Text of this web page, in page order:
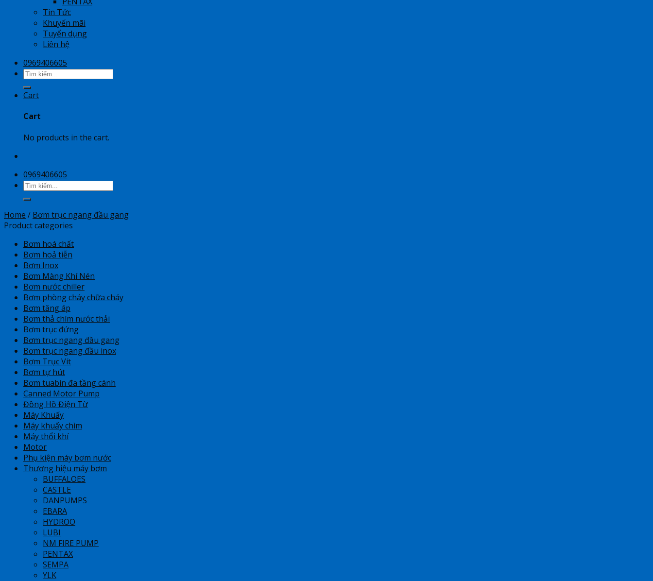
Tin Tức
Khuyến mãi
Tuyển dụng
Liên hệ
0969406605
Search
for:
Cart
Cart
No products in the cart.
0969406605
Search
for:
Home / Bơm trục ngang đầu gang
Product categories
Bơm hoá chất
Bơm hoả tiễn
Bơm Inox
Bơm Màng Khí Nén
Bơm nước chiller
Bơm phòng cháy chữa cháy
Bơm tăng áp
Bơm thả chìm nước thải
Bơm trục đứng
Bơm trục ngang đầu gang
Bơm trục ngang đầu inox
Bơm Trục Vít
Bơm tự hút
Bơm tuabin đa tầng cánh
Canned Motor Pump
Đồng Hồ Điện Từ
Máy Khuấy
Máy khuấy chìm
Máy thổi khí
Motor
Phụ kiện máy bơm nước
Thương hiệu máy bơm
BUFFALOES
CASTLE
DANPUMPS
EBARA
HYDROO
LUBI
NM FIRE PUMP
PENTAX
SEMPA
YLK